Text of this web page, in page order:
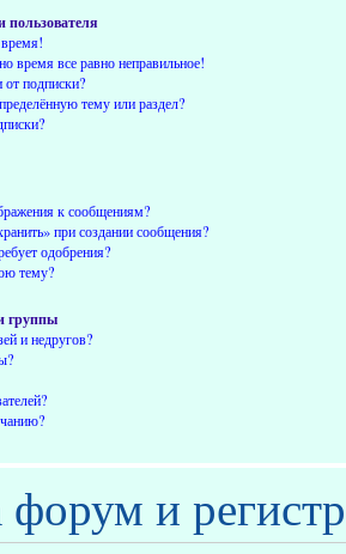
время все равно неправильное!
подписки?
тему или раздел?
к сообщениям?
при создании сообщения?
одобрения?
тему?
группы
и недругов?
и